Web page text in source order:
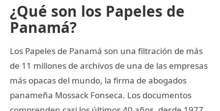
¿Qué son los Papeles de
Panamá?
Los Papeles de Panamá son una filtración de más
de 11 millones de archivos de una de las empresas
más opacas del mundo, la firma de abogados
panameña Mossack Fonseca. Los documentos